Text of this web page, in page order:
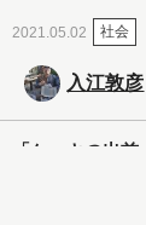
2021.05.02 社会
入江敦彦
「ケーキの出